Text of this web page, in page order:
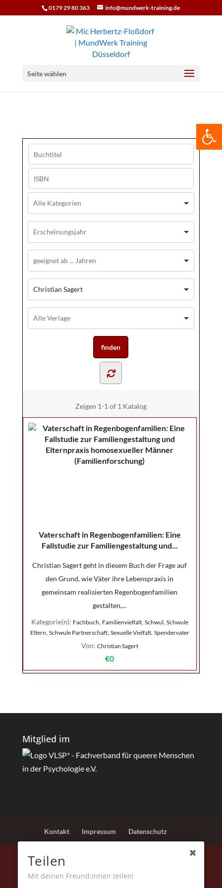
0179 29 80 363 info@mundwerk-training.de
Seite wählen
Christian Sagert
Zeigen 1-1 of 1 Katalog
Vaterschaft in Regenbogenfamilien: Eine
Fallstudie zur Familiengestaltung und...
Christian Sagert geht in diesem Buch der Frage auf
den Grund, wie Väter ihre Lebenspraxis in
gemeinsam realisierten Regenbogenfamilien
gestalten,...
Kategorie(n): Fachbuch, Familienvielfalt, Schwul, Schwule
Eltern, Schwule Partnerschaft, Sexuelle Vielfalt, Spendervater
Von: Christian Sagert
€0
Mitglied im
Kontakt Impressum Datenschutz
© 2010 - 2026 Mic Herbertz-Floßdorf | MundWerk
Teilen
Mit deinen Freund:innen teilen!